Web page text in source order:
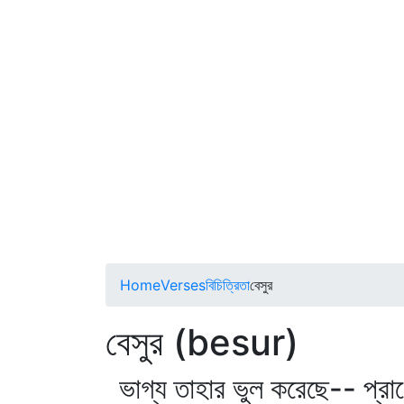
HomeVersesবিচিত্রিতাবেসুর
বেসুর (besur)
ভাগ্য তাহার ভুল করেছে--